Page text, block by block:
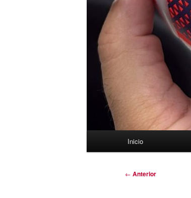
Inicio
Navegación
← Anterior